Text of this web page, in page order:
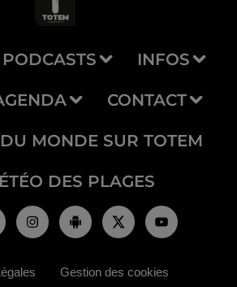
PODCASTS INFOS
CONTACT
MONDE SUR TOTEM
DES PLAGES
Gestion des cookies